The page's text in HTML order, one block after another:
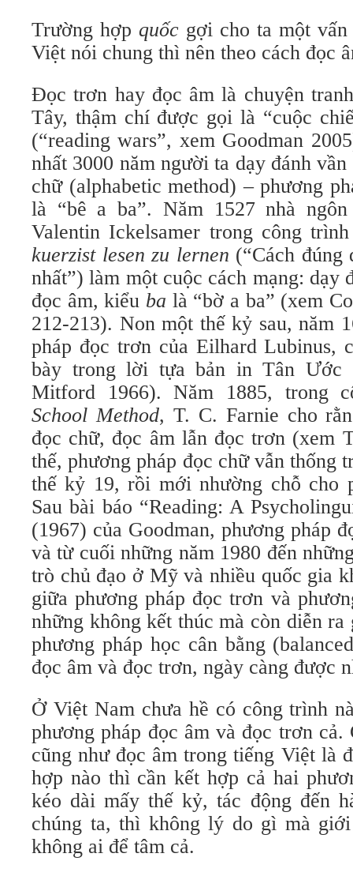
Trường hợp quốc gợi cho ta một
Việt nói chung thì nên theo cách đọc
Đọc trơn hay đọc âm là chuyện
Tây, thậm chí được gọi là “cuộc
(“reading wars”, xem Goodman
nhất 3000 năm người ta dạy đánh
chữ (alphabetic method) – phương
là “bê a ba”. Năm 1527 nhà
Valentin Ickelsamer trong công
kuerzist lesen zu lernen (“Cách đúng
nhất”) làm một cuộc cách mạng: dạy
đọc âm, kiểu ba là “bờ a ba” (xem
212-213). Non một thế kỷ sau, năm
pháp đọc trơn của Eilhard Lubinus,
bày trong lời tựa bản in Tân Ước
Mitford 1966). Năm 1885, trong
School Method, T. C. Farnie cho
đọc chữ, đọc âm lẫn đọc trơn (xem
thế, phương pháp đọc chữ vẫn thống
thế kỷ 19, rồi mới nhường chỗ cho
Sau bài báo “Reading: A
(1967) của Goodman, phương pháp
và từ cuối những năm 1980 đến
trò chủ đạo ở Mỹ và nhiều quốc gia
giữa phương pháp đọc trơn và
những không kết thúc mà còn diễn
phương pháp học cân bằng
đọc âm và đọc trơn, ngày càng được
Ở Việt Nam chưa hề có công trình
phương pháp đọc âm và đọc trơn
cũng như đọc âm trong tiếng Việt là
hợp nào thì cần kết hợp cả hai
kéo dài mấy thế kỷ, tác động đến
chúng ta, thì không lý do gì mà
không ai để tâm cả.